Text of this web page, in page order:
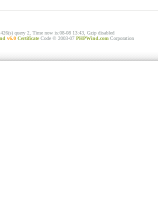
query 2, Time now is:08-08 13:43, Gzip disabled
v6.0 Certificate Code © 2003-07 PHPWind.com Corporation